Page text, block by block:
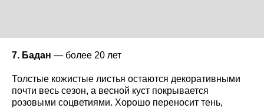
7. Бадан — более 20 лет
Толстые кожистые листья остаются декоративными
почти весь сезон, а весной куст покрывается
розовыми соцветиями. Хорошо переносит тень,